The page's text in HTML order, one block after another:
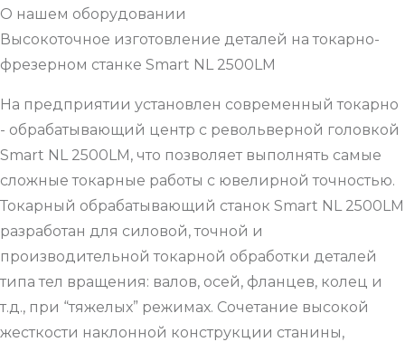
О нашем оборудовании
Высокоточное изготовление деталей на токарно-
фрезерном станке Smart NL 2500LM
На предприятии установлен современный токарно
- обрабатывающий центр с револьверной головкой
Smart NL 2500LM, что позволяет выполнять самые
сложные токарные работы с ювелирной точностью.
Токарный обрабатывающий станок Smart NL 2500LM
разработан для силовой, точной и
производительной токарной обработки деталей
типа тел вращения: валов, осей, фланцев, колец и
т.д., при “тяжелых” режимах. Сочетание высокой
жесткости наклонной конструкции станины,